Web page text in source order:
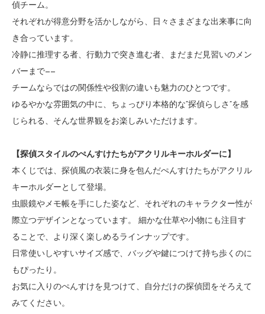
偵チーム。
それぞれが得意分野を活かしながら、日々さまざまな出来事に向
き合っています。
冷静に推理する者、行動力で突き進む者、まだまだ見習いのメン
バーまで——
チームならではの関係性や役割の違いも魅力のひとつです。
ゆるやかな雰囲気の中に、ちょっぴり本格的な“探偵らしさ”を感
じられる、そんな世界観をお楽しみいただけます。
【探偵スタイルのぺんすけたちがアクリルキーホルダーに】
本くじでは、探偵風の衣装に身を包んだぺんすけたちがアクリル
キーホルダーとして登場。
虫眼鏡やメモ帳を手にした姿など、それぞれのキャラクター性が
際立つデザインとなっています。 細かな仕草や小物にも注目す
ることで、より深く楽しめるラインナップです。
日常使いしやすいサイズ感で、バッグや鍵につけて持ち歩くのに
もぴったり。
お気に入りのぺんすけを見つけて、自分だけの探偵団をそろえて
みてください。